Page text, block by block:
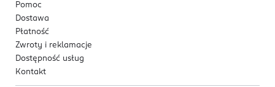
Pomoc
Dostawa
Płatność
Zwroty i reklamacje
Dostępność usług
Kontakt